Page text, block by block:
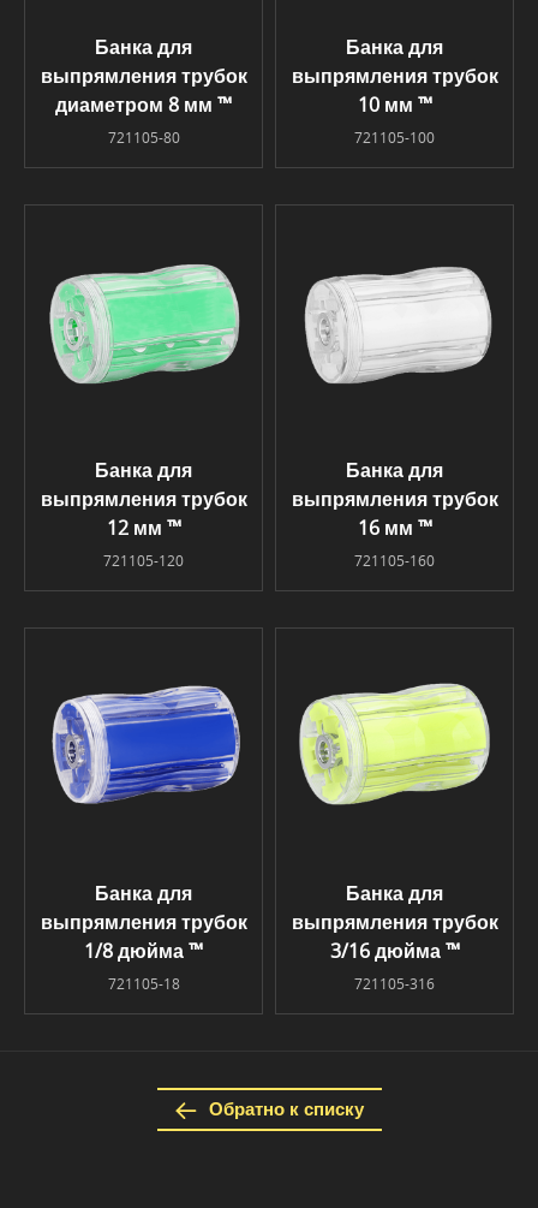
Банка для
выпрямления трубок
диаметром 8 мм ™
721105-80
Банка для
выпрямления трубок
10 мм ™
721105-100
Банка для
выпрямления трубок
12 мм ™
721105-120
Банка для
выпрямления трубок
16 мм ™
721105-160
Банка для
выпрямления трубок
1/8 дюйма ™
721105-18
Банка для
выпрямления трубок
3/16 дюйма ™
721105-316
Обратно к списку